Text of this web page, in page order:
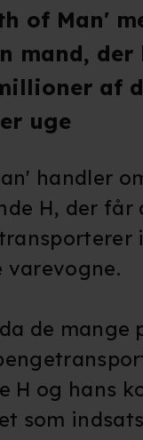
of Man'
mand, der
af
uge
handler
H, der får
varevogne.
de mange
H og hans
som